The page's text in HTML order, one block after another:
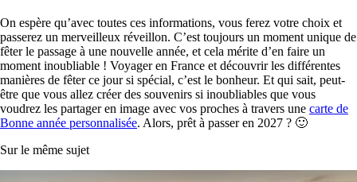
On espère qu’avec toutes ces informations, vous ferez votre choix et
passerez un merveilleux réveillon. C’est toujours un moment unique de
fêter le passage à une nouvelle année, et cela mérite d’en faire un
moment inoubliable ! Voyager en France et découvrir les différentes
manières de fêter ce jour si spécial, c’est le bonheur. Et qui sait, peut-
être que vous allez créer des souvenirs si inoubliables que vous
voudrez les partager en image avec vos proches à travers une carte de
Bonne année personnalisée. Alors, prêt à passer en 2027 ? 🙂
Sur le même sujet